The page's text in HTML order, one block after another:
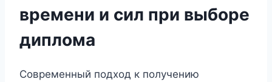
времени и сил при выборе
диплома
Современный подход к получению